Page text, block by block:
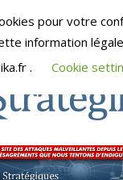
août 9, 2026
pour votre
information
.
Cookie